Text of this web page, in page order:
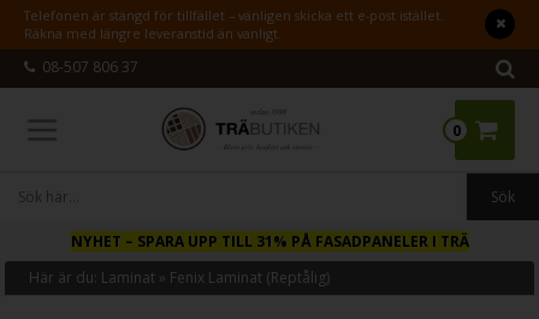
Telefonen är stängd för tillfället – vänligen skicka ett e-post istället.
Räkna med längre leveranstid än vanligt.
08-507 806 37
0
NYHET– SPARA UPP TILL 31% PÅ FASADPANELER I TRÄ
Här är du: Laminat » Fenix Laminat (Reptålig)